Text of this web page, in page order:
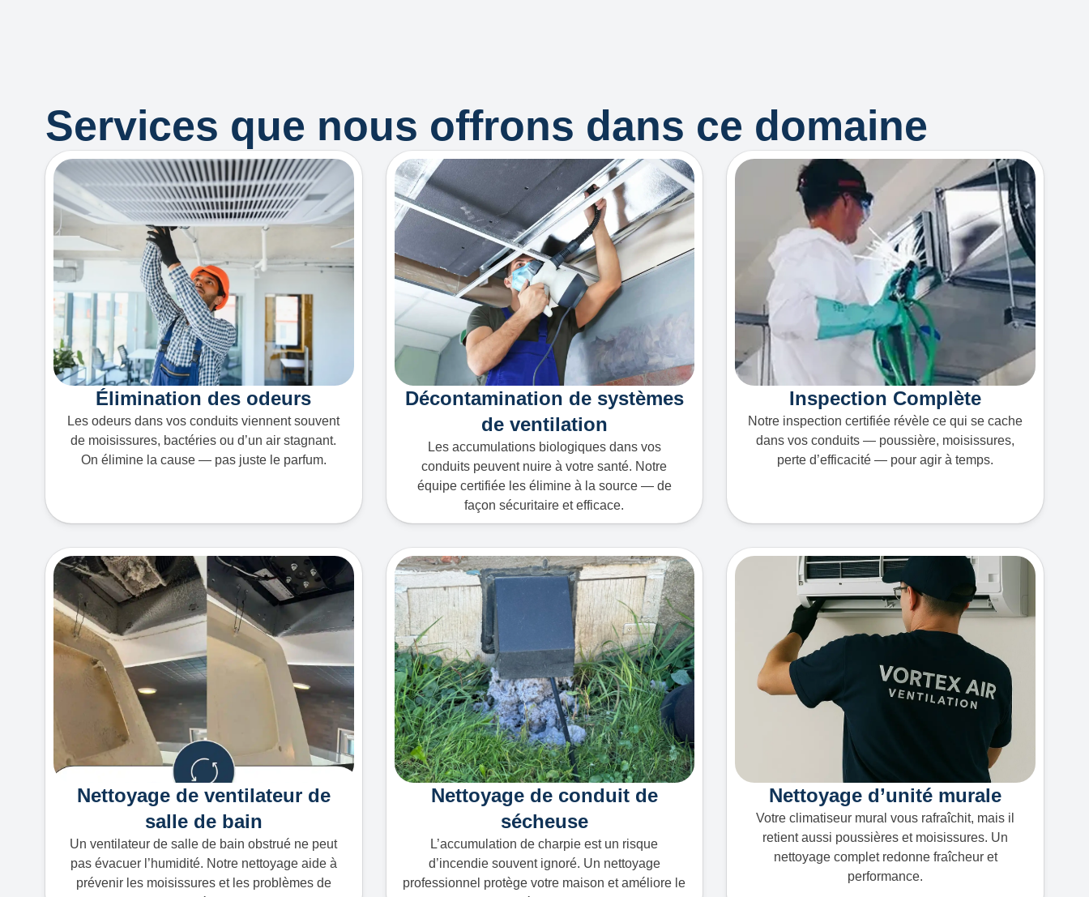
Services que nous offrons dans ce domaine
Élimination des odeurs
Les odeurs dans vos conduits viennent souvent
de moisissures, bactéries ou d’un air stagnant.
On élimine la cause — pas juste le parfum.
Décontamination de systèmes
de ventilation
Les accumulations biologiques dans vos
conduits peuvent nuire à votre santé. Notre
équipe certifiée les élimine à la source — de
façon sécuritaire et efficace.
Inspection Complète
Notre inspection certifiée révèle ce qui se cache
dans vos conduits — poussière, moisissures,
perte d’efficacité — pour agir à temps.
Nettoyage de ventilateur de
salle de bain
Un ventilateur de salle de bain obstrué ne peut
pas évacuer l’humidité. Notre nettoyage aide à
prévenir les moisissures et les problèmes de
Nettoyage de conduit de
sécheuse
L’accumulation de charpie est un risque
d’incendie souvent ignoré. Un nettoyage
professionnel protège votre maison et améliore le
Nettoyage d’unité murale
Votre climatiseur mural vous rafraîchit, mais il
retient aussi poussières et moisissures. Un
nettoyage complet redonne fraîcheur et
performance.